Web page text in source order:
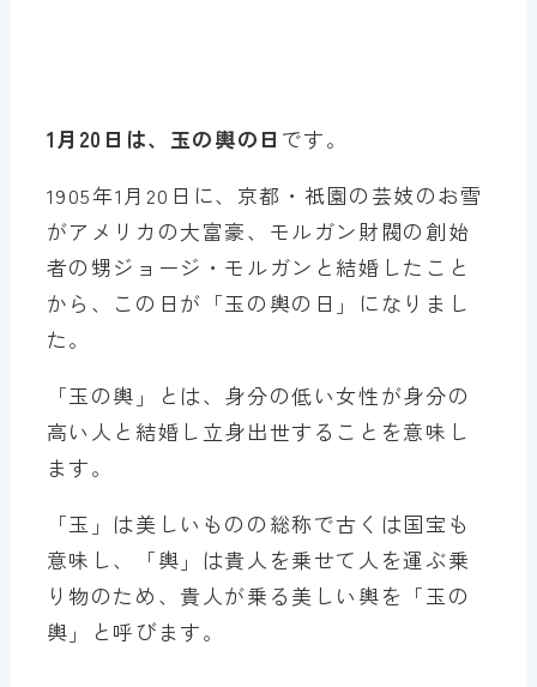
1月20日は、玉の輿の日 です。
1905年1月20日に、京都・祇園の芸妓のお雪
がアメリカの大富豪、モルガン財閥の創始
者の甥ジョージ・モルガンと結婚したこと
から、この日が「玉の輿の日」になりまし
た。
「玉の輿」とは、身分の低い女性が身分の
高い人と結婚し立身出世することを意味し
ます。
「玉」は美しいものの総称で古くは国宝も
意味し、「輿」は貴人を乗せて人を運ぶ乗
り物のため、貴人が乗る美しい輿を「玉の
輿」と呼びます。